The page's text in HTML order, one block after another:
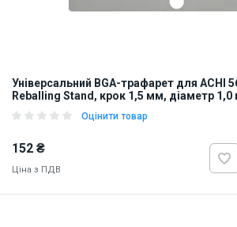
Універсальний BGA-трафарет для ACHI 56, LP-37; ACHI
Reballing Stand, крок 1,5 мм, діаметр
Оцінити товар
152 ₴
Ціна з ПДВ